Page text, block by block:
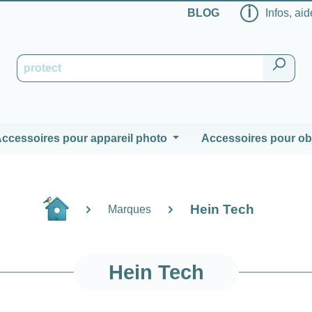
BLOG ℹ Infos,
pour appareil photo Accessoires pour
Marques Hein Tech
Hein Tech